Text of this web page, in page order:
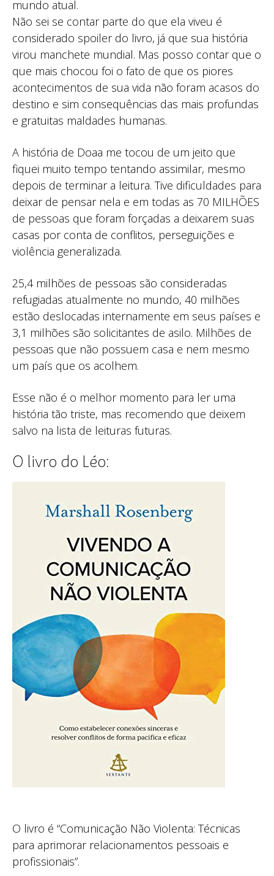
mundo atual.
Não sei se contar parte do que ela viveu é
considerado spoiler do livro, já que sua história
virou manchete mundial. Mas posso contar que o
que mais chocou foi o fato de que os piores
acontecimentos de sua vida não foram acasos do
destino e sim consequências das mais profundas
e gratuitas maldades humanas.
A história de Doaa me tocou de um jeito que
fiquei muito tempo tentando assimilar, mesmo
depois de terminar a leitura. Tive dificuldades para
deixar de pensar nela e em todas as 70 MILHÕES
de pessoas que foram forçadas a deixarem suas
casas por conta de conflitos, perseguições e
violência generalizada.
25,4 milhões de pessoas são consideradas
refugiadas atualmente no mundo, 40 milhões
estão deslocadas internamente em seus países e
3,1 milhões são solicitantes de asilo. Milhões de
pessoas que não possuem casa e nem mesmo
um país que os acolhem.
Esse não é o melhor momento para ler uma
história tão triste, mas recomendo que deixem
salvo na lista de leituras futuras.
O livro do Léo:
O livro é “Comunicação Não Violenta: Técnicas
para aprimorar relacionamentos pessoais e
profissionais”.